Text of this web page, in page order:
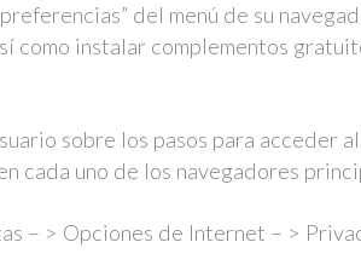
del menú de su
como instalar complementos
sobre los pasos para acceder
cada uno de los navegadores
– > Opciones de Internet – >